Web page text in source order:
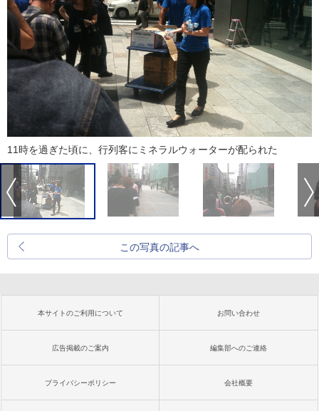
11時を過ぎた頃に、行列客にミネラルウォーターが配られた
この写真の記事へ
本サイトのご利用について お問い合わせ
広告掲載のご案内 編集部へのご連絡
プライバシーポリシー 会社概要